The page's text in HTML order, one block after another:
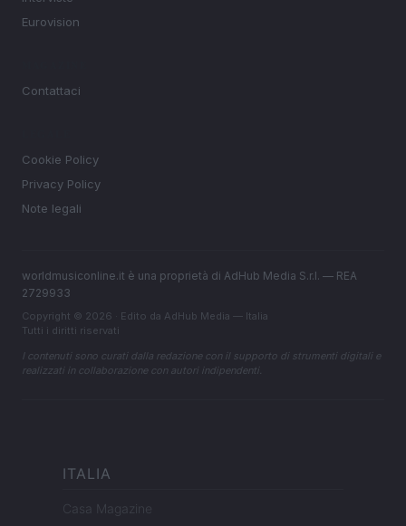
Eurovision
Contattaci
Cookie Policy
Privacy Policy
Note legali
worldmusiconline.it è una proprietà di AdHub Media S.r.l. — REA
2729933
Copyright © 2026 · Edito da AdHub Media — Italia
Tutti i diritti riservati
I contenuti sono curati dalla redazione con il supporto di strumenti digitali e
realizzati in collaborazione con autori indipendenti.
ITALIA
Casa Magazine